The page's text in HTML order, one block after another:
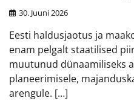
30. Juuni 2026
Eesti haldusjaotus ja
enam pelgalt staatilised
muutunud dünaamiliseks
planeerimisele,
arengule. […]